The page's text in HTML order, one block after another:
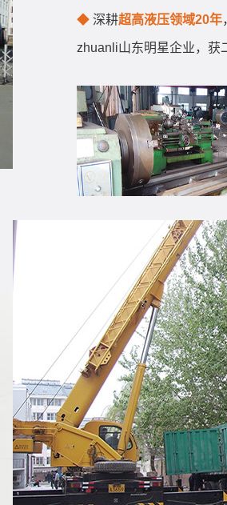
◆ 深耕超高液压领域20年
zhuanli山东明星企业，获